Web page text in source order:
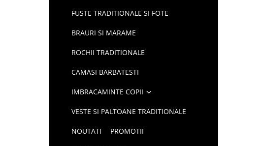
FUSTE TRADITIONALE SI FOTE
BRAURI SI MARAME
ROCHII TRADITIONALE
CAMASI BARBATESTI
IMBRACAMINTE COPII
VESTE SI PALTOANE TRADITIONALE
NOUTATI PROMOTII